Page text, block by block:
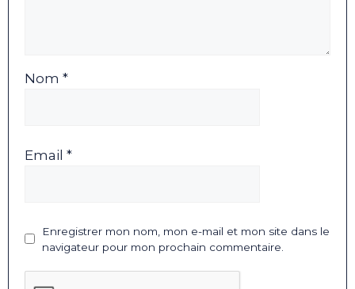
Nom *
Email *
Enregistrer mon nom, mon e-mail et mon site dans le
navigateur pour mon prochain commentaire.